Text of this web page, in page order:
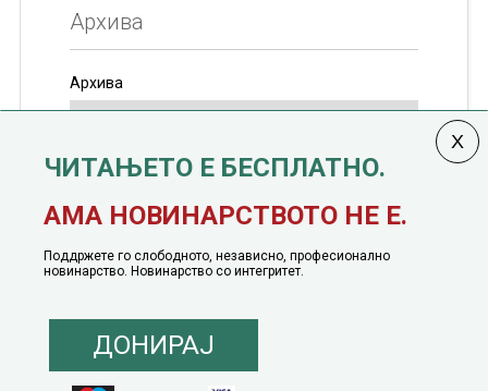
Архива
Архива
јануари, 1991 година
ЧИТАЊЕТО Е БЕСПЛАТНО.
АМА НОВИНАРСТВОТО НЕ Е.
Поддржете го слободното, независно, професионално
новинарство. Новинарство со интегритет.
ДОНИРАЈ